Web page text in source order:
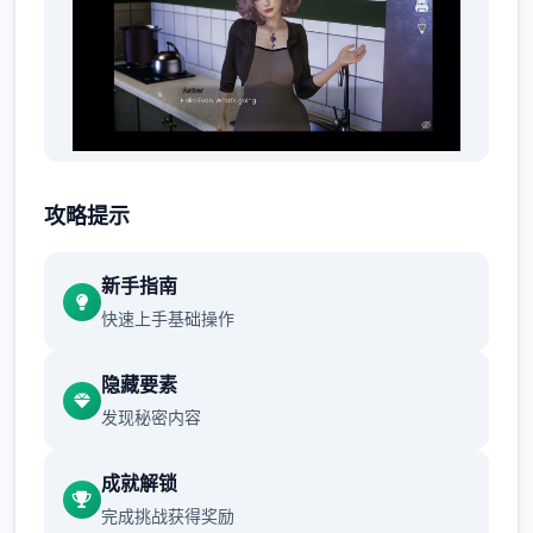
切记前面4个利益礼包码只能选其10（当然选
50刀...），输入礼包码的方法是打开背包，点
应该都有，我会把这次的礼包码发在评论
区 ），好好多人物都有10条线，我都会讲（除
攻略提示
新手指南
快速上手基础操作
隐藏要素
发现秘密内容
成就解锁
完成挑战获得奖励